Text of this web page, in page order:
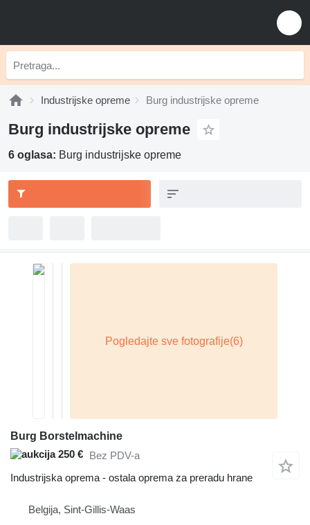
Industrijske opreme Burg industrijske opreme
Burg industrijske opreme
6 oglasa: Burg industrijske opreme
Burg Borstelmachine
250 € Bez PDV-a
Industrijska oprema - ostala oprema za preradu hrane
Belgija, Sint-Gillis-Waas